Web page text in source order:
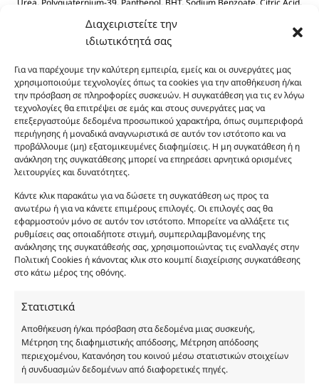
Διαχειριστείτε την
ιδιωτικότητά σας
Για να παρέχουμε την καλύτερη εμπειρία, εμείς και οι συνεργάτες μας
χρησιμοποιούμε τεχνολογίες όπως τα cookies για την αποθήκευση ή/και
την πρόσβαση σε πληροφορίες συσκευών. Η συγκατάθεση για τις εν λόγω
τεχνολογίες θα επιτρέψει σε εμάς και στους συνεργάτες μας να
επεξεργαστούμε δεδομένα προσωπικού χαρακτήρα, όπως συμπεριφορά
περιήγησης ή μοναδικά αναγνωριστικά σε αυτόν τον ιστότοπο και να
προβάλλουμε (μη) εξατομικευμένες διαφημίσεις. Η μη συγκατάθεση ή η
ανάκληση της συγκατάθεσης μπορεί να επηρεάσει αρνητικά ορισμένες
λειτουργίες και δυνατότητες.
Κάντε κλικ παρακάτω για να δώσετε τη συγκατάθεση ως προς τα
ανωτέρω ή για να κάνετε επιμέρους επιλογές. Οι επιλογές σας θα
εφαρμοστούν μόνο σε αυτόν τον ιστότοπο. Μπορείτε να αλλάξετε τις
ρυθμίσεις σας οποιαδήποτε στιγμή, συμπεριλαμβανομένης της
ανάκλησης της συγκατάθεσής σας, χρησιμοποιώντας τις εναλλαγές στην
Πολιτική Cookies ή κάνοντας κλικ στο κουμπί διαχείρισης συγκατάθεσης
στο κάτω μέρος της οθόνης.
Στατιστικά
Αποθήκευση ή/και πρόσβαση στα δεδομένα μιας συσκευής,
Μέτρηση της διαφημιστικής απόδοσης, Μέτρηση απόδοσης
περιεχομένου, Κατανόηση του κοινού μέσω στατιστικών στοιχείων
ή συνδυασμών δεδομένων από διαφορετικές πηγές.
Οι φωτογραφίες των προϊόντων είναι ενδεικτικές
και δεν είναι προς πώληση το εικονιζόμενο προϊόν.
Σκοπός τους είναι η διευκόλυνση της επιλογής σας.
Σε καμία περίπτωση δεν αντιστοιχούν στα
πραγματικότητα. Πρόθεση της επιχείρησης μας δεν
είναι η παραπλάνηση και η εξαπάτηση του
καταναλωτή. Όλα μας τα προϊόντα είναι τύπου, σε
χύμα μορφή και είναι εμπνευσμένα από τα
αντίστοιχα αυθεντικά γνωστών οίκων. Οι
προϊόντων αποτελούν αναφαίρετη και
Δημιουργών-Οίκων. Οι εικόνες ενδέχεται να
υπόκεινται σε πνευματικά δικαιώματα.
Με επιφύλαξη κάθε νόμιμου δικαιώματος.